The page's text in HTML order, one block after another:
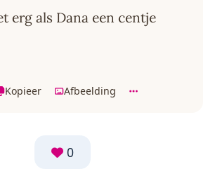
erg als Dana een centje
Kopieer Afbeelding
0